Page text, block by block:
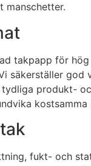
manschetter.
takpapp för
säkerställer
produkt-
kostsamma
fukt- och